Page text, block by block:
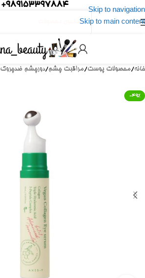
Skip to navigation
Skip to main content
989153397884+
خانه/محصولات پوست/مراقبت چشم/دورچشم ضدچروک
-49%